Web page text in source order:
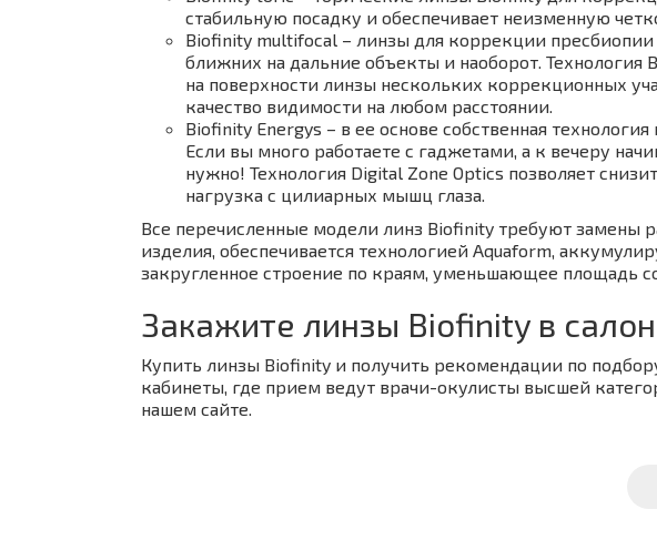
стабильную посадку и обеспечивает неизменную
Biofinity multifocal – линзы для коррекции
ближних на дальние объекты и наоборот. Технология
на поверхности линзы нескольких коррекционных
качество видимости на любом расстоянии.
Biofinity Energys – в ее основе собственная
Если вы много работаете с гаджетами, а к вечеру
нужно! Технология Digital Zone Optics позволяет
нагрузка с цилиарных мышц глаза.
Все перечисленные модели линз Biofinity требуют замены
изделия, обеспечивается технологией Aquaform,
закругленное строение по краям, уменьшающее площадь
Закажите линзы Biofinity в
Купить линзы Biofinity и получить рекомендации по
кабинеты, где прием ведут врачи-окулисты высшей
нашем сайте.